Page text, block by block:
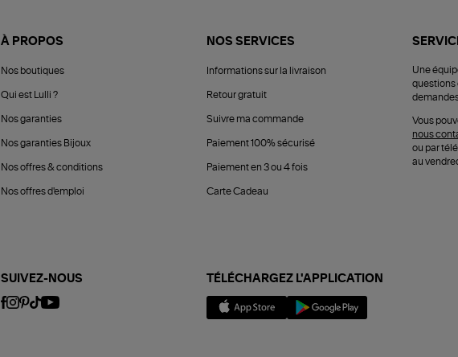
À PROPOS
Nos boutiques
Qui est Lulli ?
Nos garanties
Nos garanties Bijoux
Nos offres & conditions
Nos offres d'emploi
NOS SERVICES
Informations sur la livraison
Retour gratuit
Suivre ma commande
Paiement 100% sécurisé
Paiement en 3 ou 4 fois
Carte Cadeau
Une
questions
Vous
nous
ou par
au
SUIVEZ-NOUS TÉLÉCHARGEZ L'APPLICATION